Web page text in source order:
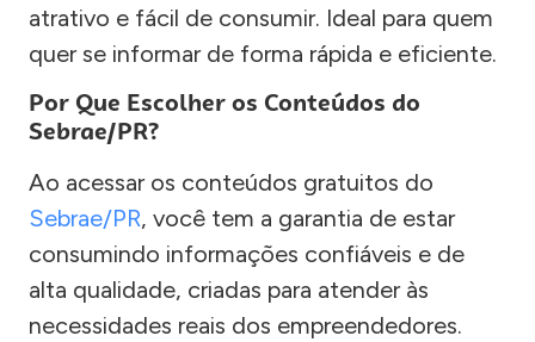
atrativo e fácil de consumir. Ideal para quem
quer se informar de forma rápida e eficiente.
Por Que Escolher os Conteúdos do
Sebrae/PR?
Ao acessar os conteúdos gratuitos do
Sebrae/PR, você tem a garantia de estar
consumindo informações confiáveis e de
alta qualidade, criadas para atender às
necessidades reais dos empreendedores.